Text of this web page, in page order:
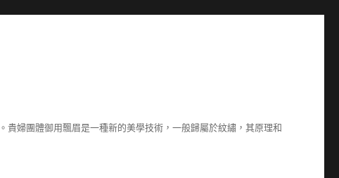
婦團體御用飄眉是一種新的美學技術，一般歸屬於紋繡，其原理和